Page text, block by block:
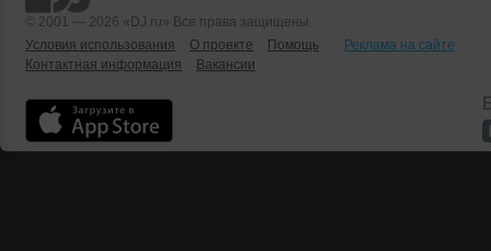
© 2001 — 2026 «DJ.ru» Все права защищены.
Условия использования
О проекте Помощь
Реклама на сайте
Контактная информация
Вакансии